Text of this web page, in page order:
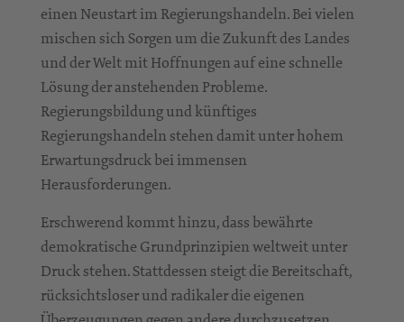
einen Neustart im Regierungshandeln. Bei vielen
mischen sich Sorgen um die Zukunft des Landes
und der Welt mit Hoffnungen auf eine schnelle
Lösung der anstehenden Probleme.
Regierungsbildung und künftiges
Regierungshandeln stehen damit unter hohem
Erwartungsdruck bei immensen
Herausforderungen.
Erschwerend kommt hinzu, dass bewährte
demokratische Grundprinzipien weltweit unter
Druck stehen. Stattdessen steigt die Bereitschaft,
rücksichtsloser und radikaler die eigenen